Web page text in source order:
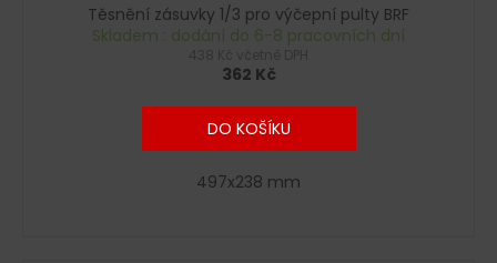
Těsnění zásuvky 1/3 pro výčepní pulty BRF
Skladem : dodání do 6-8 pracovních dní
362 Kč
DO KOŠÍKU
497x238 mm